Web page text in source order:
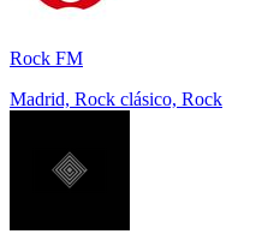
Rock FM
Madrid, Rock clásico, Rock